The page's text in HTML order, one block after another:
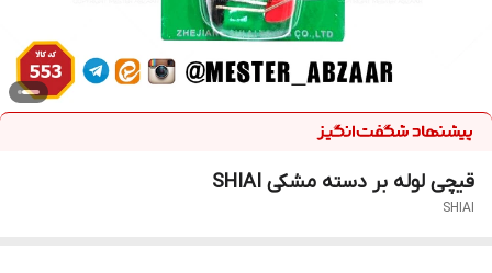
قیچی لوله بر دسته مشکی SHIAI
SHIAI